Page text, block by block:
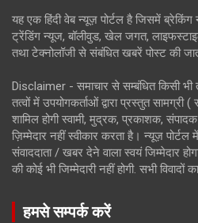
यह एक हिंदी वेब न्यूज़ पोर्टल है जिसमें
ट्रेंडिंग न्यूज, बॉलीवुड, खेल जगत,
तथा टेक्नोलॉजी से संबंधित खबरें पोस्ट की
Disclaimer - समाचार से सम्बंधित किसी
तत्वों में उपयोगकर्ताओं द्वारा प्रस्तुत सामग्री
शामिल होगी स्वामी, मुद्रक, प्रकाशक,
ज़िम्मेदार नहीं स्वीकार करता है। न्यूज़
संवाददाता / खबर देने वाला स्वयं जिम्मेदार
की कोई भी जिम्मेदारी नहीं होगी. सभी विवादों
हमसे सम्पर्क करें